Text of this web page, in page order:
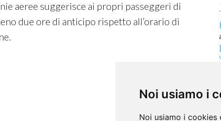
Noi usiamo i
Noi usiamo i
aeree suggerisce ai propri passeggeri di
due ore di anticipo rispetto all’orario di